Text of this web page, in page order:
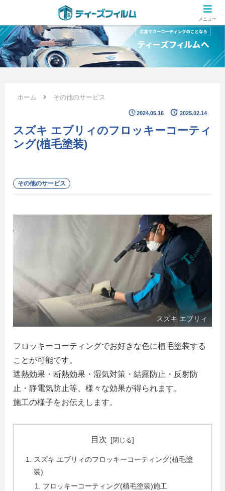
広島のカーコーティング専門店 ティーズフィルムの施工ブログ
ホーム その他のサービス
2024.05.16 2025.02.14
スズキ エブリィのフロッキーコーティ
ング(植毛塗装)
その他のサービス
スズキ エブリィ
フロッキーコーティングでお好きな色に植毛塗装する
ことが可能です。
遮熱効果・断熱効果・湿気対策・結露防止・反射防
止・静電気防止等、様々な効果が得られます。
施工の様子をお伝えします。
目次
スズキ エブリィのフロッキーコーティング(植毛塗
装)
フロッキーコーティング(植毛塗装)施工
メニュー